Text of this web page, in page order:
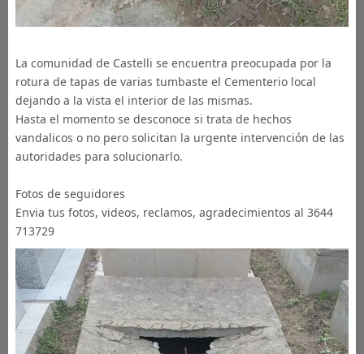
La comunidad de Castelli se encuentra preocupada por la
rotura de tapas de varias tumbaste el Cementerio local
dejando a la vista el interior de las mismas.
Hasta el momento se desconoce si trata de hechos
vandalicos o no pero solicitan la urgente intervención de las
autoridades para solucionarlo.
Fotos de seguidores
Envia tus fotos, videos, reclamos, agradecimientos al 3644
713729